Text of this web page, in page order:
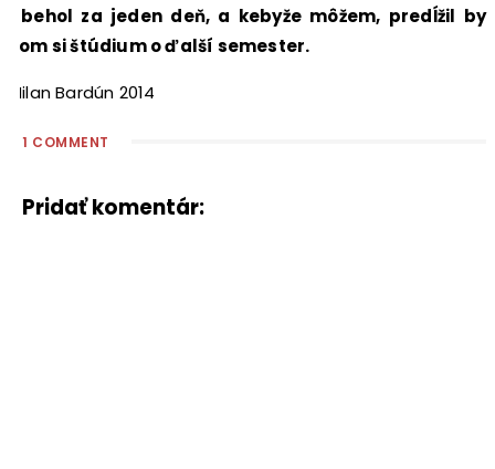
ubehol za jeden deň, a kebyže môžem, predĺžil by
som si štúdium o ďalší semester.
Milan Bardún 2014
1 COMMENT
Pridať komentár: